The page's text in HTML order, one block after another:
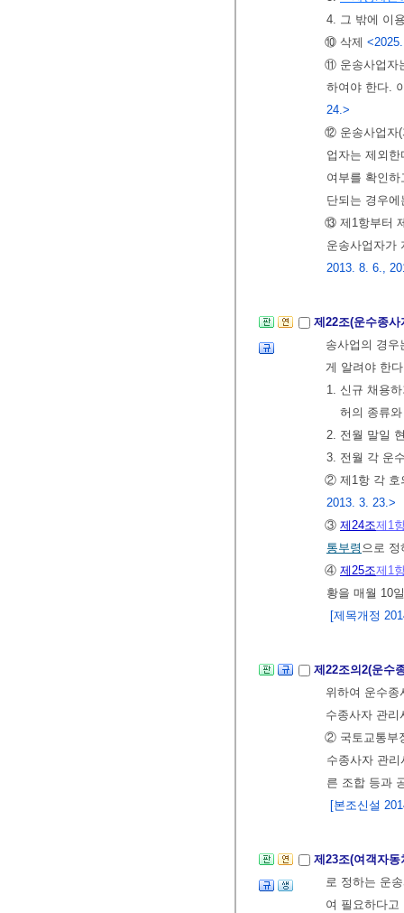
4. 그 밖에 이
⑩ 삭제
⑪ 운송사업자
하여야 한다.
24.>
⑫ 운송사업자(
업자는 제외
여부를 확인
단되는 경우
⑬ 제1항부터
운송사업자가
2013. 8. 6.,
제22조(운수종
송사업의 경
게 알려야 한
1. 신규 채용
허의 종류
2. 전월 말일
3. 전월 각 운
② 제1항 각 호
2013. 3. 23.>
③ 제24조제1
통부령 으로
④ 제25조제1
황을 매월 10
[제목개정
제22조의2(운수
위하여 운수
수종사자 관리
② 국토교통부
수종사자 관
른 조합 등과
[본조신설
제23조(여객자
로 정하는 운
여 필요하다